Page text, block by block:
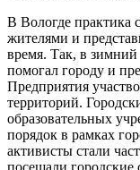
В Вологде практика
жителями и
время. Так, в зимний
помогал городу и
Предприятия
территорий.
образовательных
порядок в рамках
активисты стали
посещали